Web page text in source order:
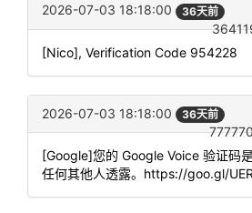
2026-07-03 18:18:00 36天前
[Nico], Verification Code 954228
2026-07-03 18:18:00 36天前
[Google]您的 Google Voice 验证码
任何其他人透露。https://goo.gl/